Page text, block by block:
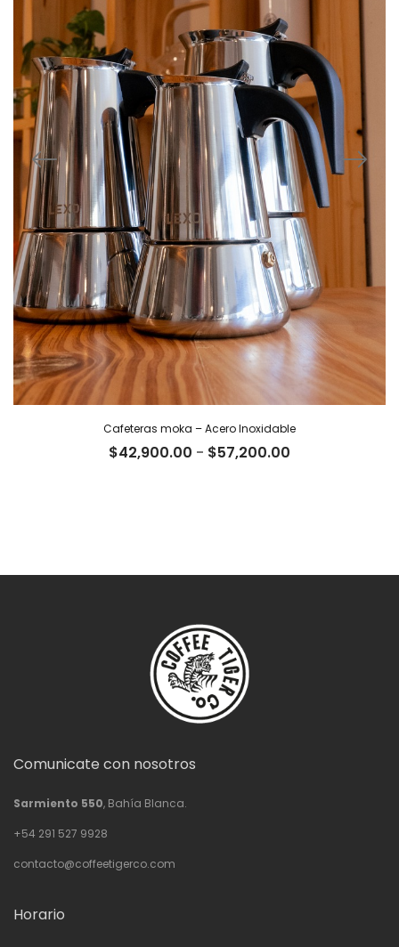
Cafeteras moka – Acero Inoxidable
$42,900.00 - $57,200.00
Comunicate con nosotros
Sarmiento 550, Bahía Blanca.
+54 291 527 9928
contacto@coffeetigerco.com
Horario